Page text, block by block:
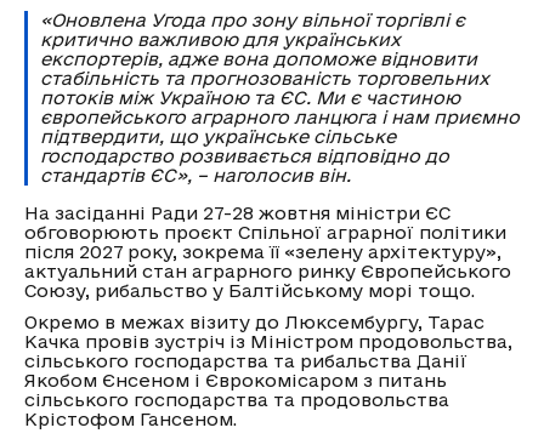
«Оновлена Угода про зону вільної торгівлі є
критично важливою для українських
експортерів, адже вона допоможе відновити
стабільність та прогнозованість торговельних
потоків між Україною та ЄС. Ми є частиною
європейського аграрного ланцюга і нам приємно
підтвердити, що українське сільське
господарство розвивається відповідно до
стандартів ЄС», – наголосив він.
На засіданні Ради 27-28 жовтня міністри ЄС
обговорюють проєкт Спільної аграрної політики
після 2027 року, зокрема її «зелену архітектуру»,
актуальний стан аграрного ринку Європейського
Союзу, рибальство у Балтійському морі тощо.
Окремо в межах візиту до Люксембургу, Тарас
Качка провів зустріч із Міністром продовольства,
сільського господарства та рибальства Данії
Якобом Єнсеном і Єврокомісаром з питань
сільського господарства та продовольства
Крістофом Гансеном.